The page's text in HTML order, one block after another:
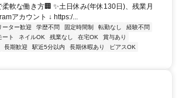
柔軟な働き方🏢 ✨土日休み(年休130日)、残業月
アカウント ↓ https:/...
ーター歓迎 学歴不問 固定時間制 転勤なし
経験不問
ート ネイルOK 残業なし 在宅OK
賞与あり
長期歓迎 駅近5分以内 長期休暇あり
ピアスOK